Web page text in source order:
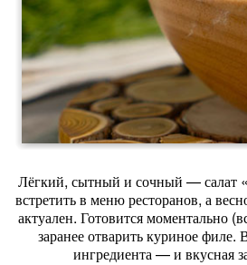
Лёгкий, сытный и сочный — салат
встретить в меню ресторанов, а
актуален. Готовится моментально
заранее отварить куриное
ингредиента — и вкусная